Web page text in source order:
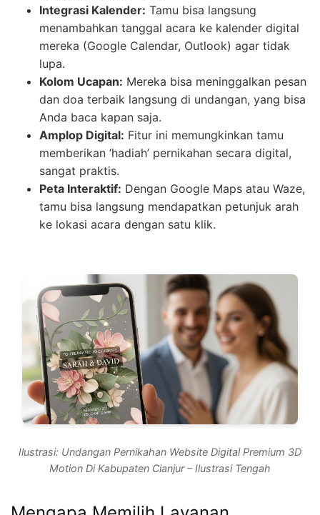
Integrasi Kalender: Tamu bisa langsung
menambahkan tanggal acara ke kalender digital
mereka (Google Calendar, Outlook) agar tidak
lupa.
Kolom Ucapan: Mereka bisa meninggalkan pesan
dan doa terbaik langsung di undangan, yang bisa
Anda baca kapan saja.
Amplop Digital: Fitur ini memungkinkan tamu
memberikan ‘hadiah’ pernikahan secara digital,
sangat praktis.
Peta Interaktif: Dengan Google Maps atau Waze,
tamu bisa langsung mendapatkan petunjuk arah
ke lokasi acara dengan satu klik.
Ilustrasi: Undangan Pernikahan Website Digital Premium 3D
Motion Di Kabupaten Cianjur – Ilustrasi Tengah